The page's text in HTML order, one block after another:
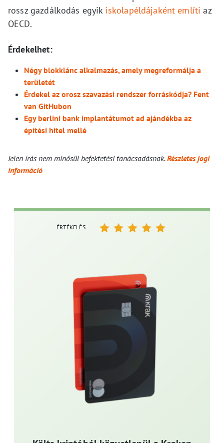
rossz gazdálkodás egyik iskolapéldájaként említi az
OECD.
Érdekelhet:
Négy blokklánc alkalmazás, amely megreformálja a
területét
Érdekel az orosz szavazási rendszer forráskódja? Fent
van GitHubon
Egy berlini bank implantátumot ad ajándékba az
építési hitel mellé
Jelen írás nem minősül befektetési tanácsadásnak.Részletes jogi
információ
ÉRTÉKELÉS